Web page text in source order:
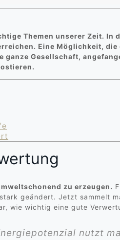
Themen unserer Zeit. In
Eine Möglichkeit,
Gesellschaft,
zu erzeugen.
geändert. Jetzt sammelt
wie wichtig eine gute
nutzt